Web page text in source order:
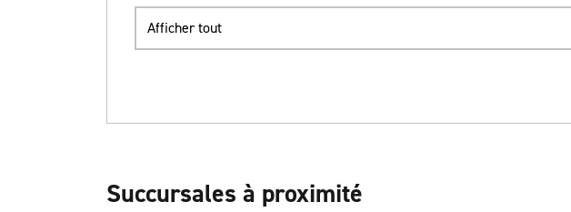
Afficher tout
Succursales à proximité